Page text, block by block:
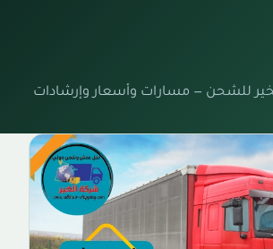
للشحن — مسارات وأسعار وإرشادات